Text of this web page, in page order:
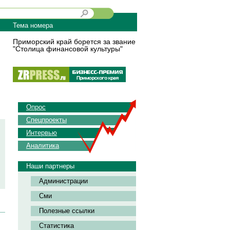
Тема номера
Приморский край борется за звание
"Столица финансовой культуры"
Опрос
Спецпроекты
Интервью
Аналитика
Наши партнеры
Администрации
Сми
Полезные ссылки
Статистика